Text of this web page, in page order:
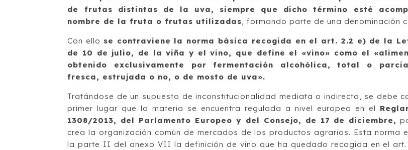
de frutas distintas de la uva, siempre que dicho término esté
nombre de la fruta o frutas utilizadas, formando parte de una denominación
Con ello se contraviene la norma básica recogida en el art. 2.2 e) de la
de 10 de julio, de la viña y el vino, que define el «vino» como el
obtenido exclusivamente por fermentación alcohólica, total o
fresca, estrujada o no, o de mosto de uva».
Tratándose de un supuesto de inconstitucionalidad mediata o indirecta, se debe
primer lugar que la materia se encuentra regulada a nivel europeo en el
1308/2013, del Parlamento Europeo y del Consejo, de 17 de diciembre,
crea la organización común de mercados de los productos agrarios. Esta norma
la parte II del anexo VII la definición de vino que ha quedado recogida en el art.